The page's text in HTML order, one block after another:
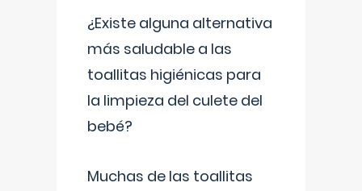
¿Existe alguna alternativa
más saludable a las
toallitas higiénicas para
la limpieza del culete del
bebé?
Muchas de las toallitas